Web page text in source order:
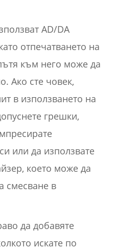
AD/DA
отпечатването на
към него може да
Ако сте човек,
в използването на
грешки,
или да използвате
което може да
смесване в
да добавяте
искате по